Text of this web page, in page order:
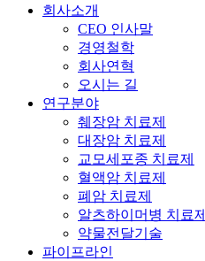
회사소개
CEO 인사말
경영철학
회사연혁
오시는 길
연구분야
췌장암 치료제
대장암 치료제
교모세포종 치료제
혈액암 치료제
폐암 치료제
알츠하이머병 치료제
약물전달기술
파이프라인